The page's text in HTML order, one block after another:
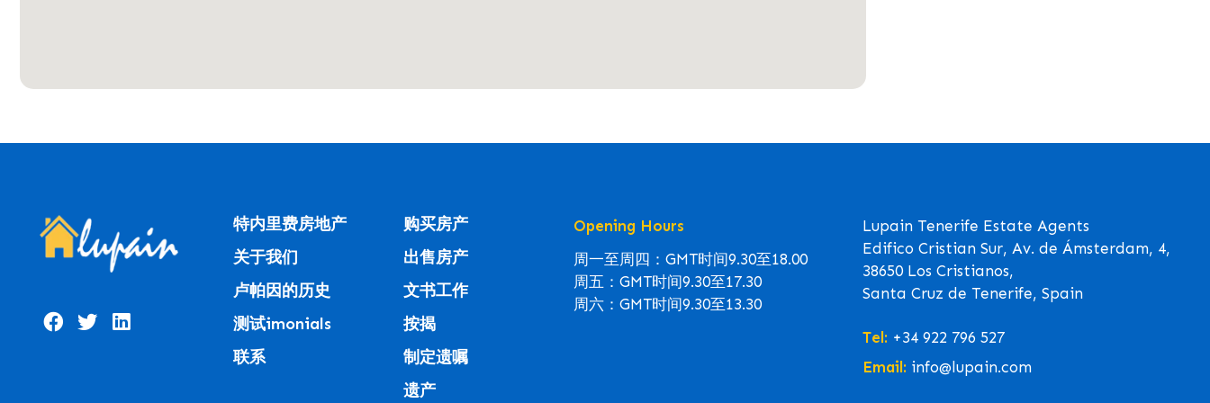
特内里费房地产
关于我们
卢帕因的历史
测试imonials
联系
购买房产
出售房产
文书工作
按揭
制定遗嘱
遗产
Opening Hours
周一至周四：GMT时间9.30至18.00
周五：GMT时间9.30至17.30
周六：GMT时间9.30至13.30
Lupain Tenerife Estate Agents
Edifico Cristian Sur, Av. de Ámsterdam, 4,
38650 Los Cristianos,
Santa Cruz de Tenerife, Spain
Tel: +34 922 796 527
Email: info@lupain.com